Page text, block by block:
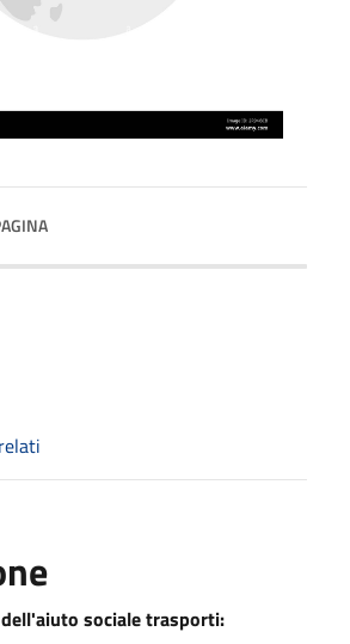
sociale trasporti: